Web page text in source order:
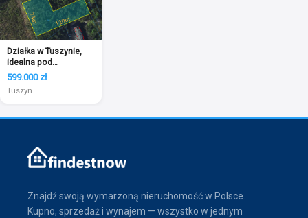
Działka w Tuszynie,
idealna pod
inwestycję
599.000 zł
Tuszyn
Znajdź swoją wymarzoną nieruchomość w Polsce.
Kupno, sprzedaż i wynajem — wszystko w jednym